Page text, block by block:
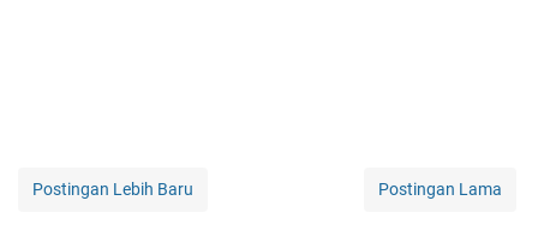
Postingan Lebih Baru Postingan Lama